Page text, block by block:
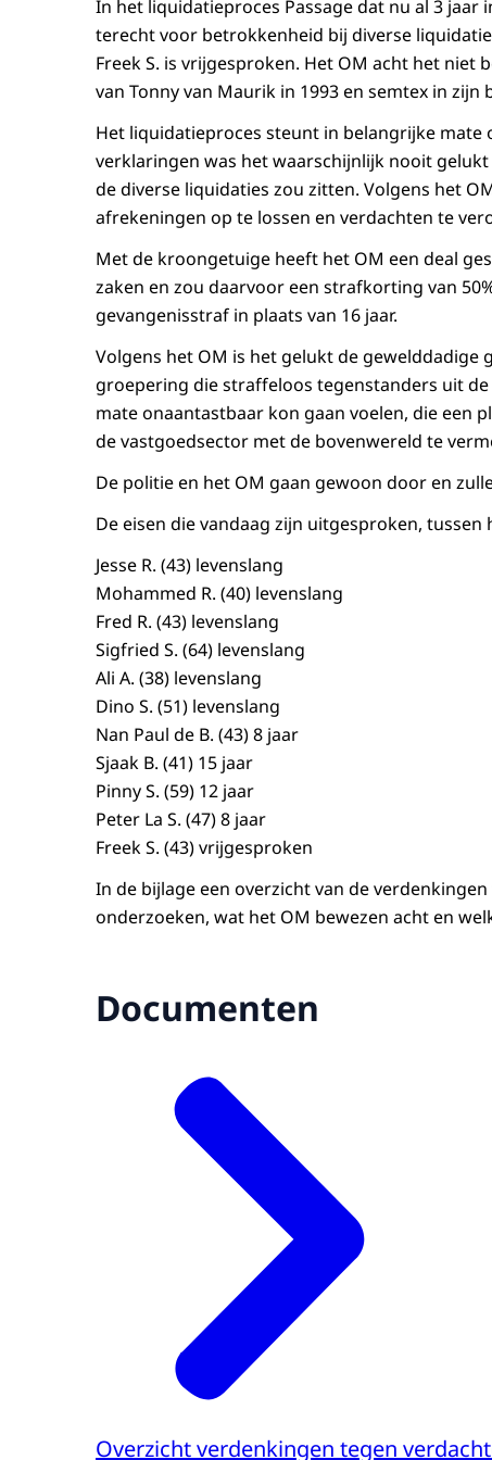
In het liquidatieproces Passage dat nu al 3
terecht voor betrokkenheid bij diverse
Freek S. is vrijgesproken. Het OM acht het
van Tonny van Maurik in 1993 en semtex in zijn
Het liquidatieproces steunt in belangrijke mate
verklaringen was het waarschijnlijk nooit
de diverse liquidaties zou zitten. Volgens het
afrekeningen op te lossen en verdachten te
Met de kroongetuige heeft het OM een deal
zaken en zou daarvoor een strafkorting van
gevangenisstraf in plaats van 16 jaar.
Volgens het OM is het gelukt de
groepering die straffeloos tegenstanders uit
mate onaantastbaar kon gaan voelen, die een
de vastgoedsector met de bovenwereld te
De politie en het OM gaan gewoon door en
De eisen die vandaag zijn uitgesproken,
Jesse R. (43) levenslang
Mohammed R. (40) levenslang
Fred R. (43) levenslang
Sigfried S. (64) levenslang
Ali A. (38) levenslang
Dino S. (51) levenslang
Nan Paul de B. (43) 8 jaar
Sjaak B. (41) 15 jaar
Pinny S. (59) 12 jaar
Peter La S. (47) 8 jaar
Freek S. (43) vrijgesproken
In de bijlage een overzicht van de
onderzoeken, wat het OM bewezen acht en
Documenten
Overzicht verdenkingen tegen